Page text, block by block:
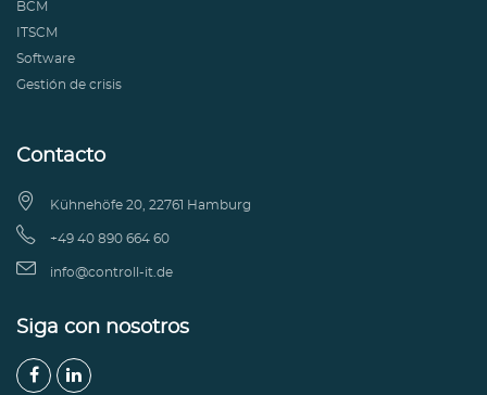
BCM
ITSCM
Software
Gestión de crisis
Contacto
 Kühnehöfe 20, 22761 Hamburg
 +49 40 890 664 60
 info@controll-it.de
Siga con nosotros